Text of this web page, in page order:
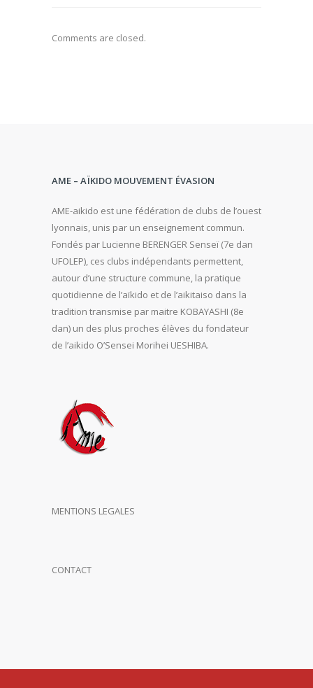
Comments are closed.
AME – AÏKIDO MOUVEMENT ÉVASION
AME-aikido est une fédération de clubs de l’ouest
lyonnais, unis par un enseignement commun.
Fondés par Lucienne BERENGER Senseï (7e dan
UFOLEP), ces clubs indépendants permettent,
autour d’une structure commune, la pratique
quotidienne de l’aïkido et de l’aikitaiso dans la
tradition transmise par maitre KOBAYASHI (8e
dan) un des plus proches élèves du fondateur
de l’aikido O’Sensei Morihei UESHIBA.
MENTIONS LEGALES
CONTACT